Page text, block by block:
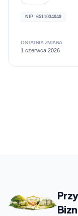
NIP: 6511034049
OSTATNIA ZMIANA
1 czerwca 2026